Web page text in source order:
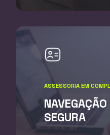
ASSESSORIA EM
SEGURA